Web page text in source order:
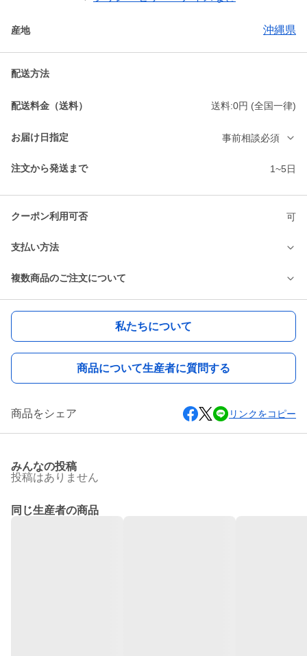
産地 沖縄県
配送方法
配送料金（送料） 送料:0円 (全国一律)
お届け日指定 事前相談必須
注文から発送まで 1~5日
クーポン利用可否 可
支払い方法
複数商品のご注文について
私たちについて
商品について生産者に質問する
商品をシェア リンクをコピー
みんなの投稿
投稿はありません
同じ生産者の商品